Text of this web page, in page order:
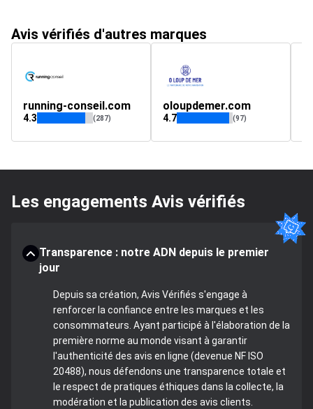
Avis vérifiés d'autres marques
running-conseil.com
4.3 (287)
oloupdemer.com
4.7 (97)
Les engagements Avis vérifiés
Transparence : notre ADN depuis le premier
jour
Depuis sa création, Avis Vérifiés s'engage à
renforcer la confiance entre les marques et les
consommateurs. Ayant participé à l'élaboration de la
première norme au monde visant à garantir
l'authenticité des avis en ligne (devenue NF ISO
20488), nous défendons une transparence totale et
le respect de pratiques éthiques dans la collecte, la
modération et la publication des avis clients.